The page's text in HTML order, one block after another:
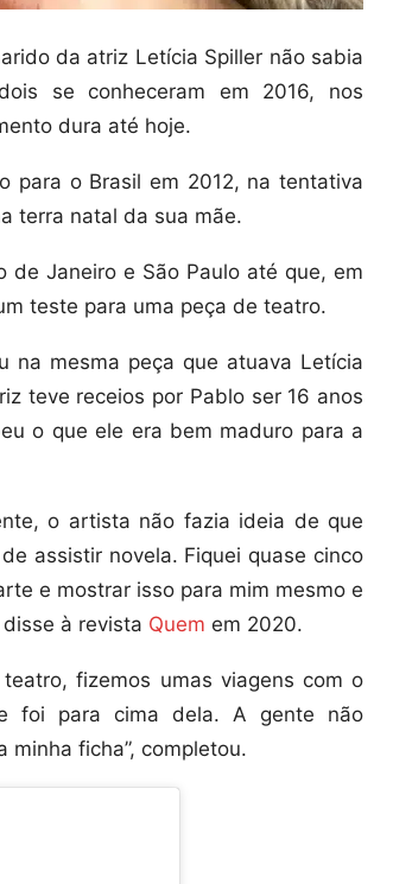
da atriz Letícia Spiller não sabia
se conheceram em 2016, nos
dura até hoje.
para o Brasil em 2012, na tentativa
terra natal da sua mãe.
de Janeiro e São Paulo até que, em
teste para uma peça de teatro.
na mesma peça que atuava Letícia
teve receios por Pablo ser 16 anos
o que ele era bem maduro para a
o artista não fazia ideia de que
assistir novela. Fiquei quase cinco
e mostrar isso para mim mesmo e
à revista Quem em 2020.
fizemos umas viagens com o
foi para cima dela. A gente não
minha ficha”, completou.